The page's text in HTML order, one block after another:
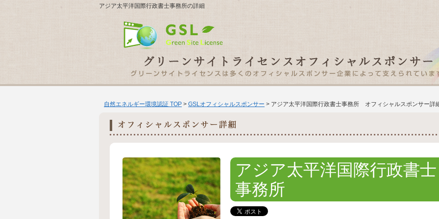
アジア太平洋国際行政書士事務所の詳細
自然エネルギー環境認証 TOP > GSLオフィシャルスポンサー > アジア太平洋国際行政書士事務所 オフィシャルスポンサー詳
アジア太平洋国際行政書士
事務所